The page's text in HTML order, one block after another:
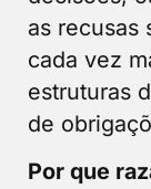
as recusas
cada vez
estruturas
de
Por que